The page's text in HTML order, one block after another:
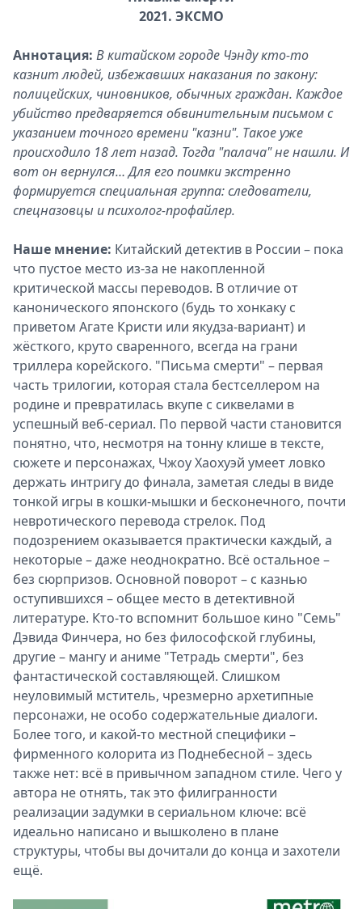
2021. ЭКСМО
Аннотация: В китайском городе Чэнду кто-то
казнит людей, избежавших наказания по закону:
полицейских, чиновников, обычных граждан. Каждое
убийство предваряется обвинительным письмом с
указанием точного времени "казни". Такое уже
происходило 18 лет назад. Тогда "палача" не нашли. И
вот он вернулся… Для его поимки экстренно
формируется специальная группа: следователи,
спецназовцы и психолог-профайлер.
Наше мнение: Китайский детектив в России – пока
что пустое место из-за не накопленной
критической массы переводов. В отличие от
канонического японского (будь то хонкаку с
приветом Агате Кристи или якудза-вариант) и
жёсткого, круто сваренного, всегда на грани
триллера корейского. "Письма смерти" – первая
часть трилогии, которая стала бестселлером на
родине и превратилась вкупе с сиквелами в
успешный веб-сериал. По первой части становится
понятно, что, несмотря на тонну клише в тексте,
сюжете и персонажах, Чжоу Хаохуэй умеет ловко
держать интригу до финала, заметая следы в виде
тонкой игры в кошки-мышки и бесконечного, почти
невротического перевода стрелок. Под
подозрением оказывается практически каждый, а
некоторые – даже неоднократно. Всё остальное –
без сюрпризов. Основной поворот – с казнью
оступившихся – общее место в детективной
литературе. Кто-то вспомнит большое кино "Семь"
Дэвида Финчера, но без философской глубины,
другие – мангу и аниме "Тетрадь смерти", без
фантастической составляющей. Слишком
неуловимый мститель, чрезмерно архетипные
персонажи, не особо содержательные диалоги.
Более того, и какой-то местной специфики –
фирменного колорита из Поднебесной – здесь
также нет: всё в привычном западном стиле. Чего у
автора не отнять, так это филигранности
реализации задумки в сериальном ключе: всё
идеально написано и вышколено в плане
структуры, чтобы вы дочитали до конца и захотели
ещё.